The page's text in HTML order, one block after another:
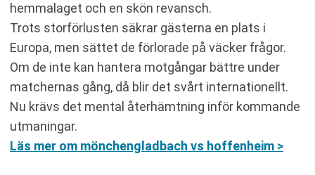
hemmalaget och en skön revansch.
Trots storförlusten säkrar gästerna en plats i
Europa, men sättet de förlorade på väcker frågor.
Om de inte kan hantera motgångar bättre under
matchernas gång, då blir det svårt internationellt.
Nu krävs det mental återhämtning inför kommande
utmaningar.
Läs mer om mönchengladbach vs hoffenheim >